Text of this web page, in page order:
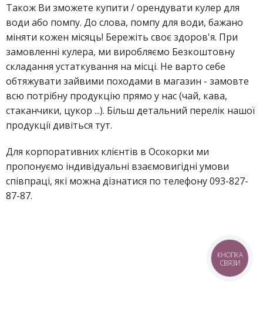
Також Ви зможете купити / орендувати кулер для
води або помпу. До слова, помпу для води, бажано
міняти кожен місяць! Бережіть своє здоров'я. При
замовленні кулера, ми виробляємо Безкоштовну
складання устаткування на місці. Не варто себе
обтяжувати зайвими походами в магазин - замовте
всю потрібну продукцію прямо у нас (чай, кава,
стаканчики, цукор ...). Більш детальний перелік нашої
продукції дивіться тут.
Для корпоративних клієнтів в Осокорки ми
пропонуємо індивідуальні взаємовигідні умови
співпраці, які можна дізнатися по телефону 093-827-
87-87.
КНОПКА
СВЯЗИ